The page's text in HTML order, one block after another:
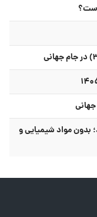
تمیز کنید؛ بدون مواد شیمیایی و